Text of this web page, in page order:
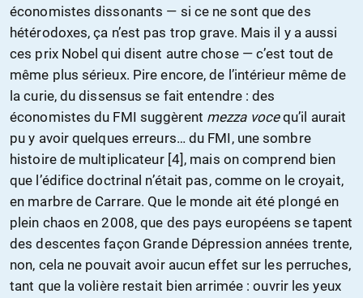
économistes dissonants — si ce ne sont que des
hétérodoxes, ça n’est pas trop grave. Mais il y a aussi
ces prix Nobel qui disent autre chose — c’est tout de
même plus sérieux. Pire encore, de l’intérieur même de
la curie, du dissensus se fait entendre : des
économistes du FMI suggèrent mezza vocequ’il aurait
pu y avoir quelques erreurs… du FMI, une sombre
histoire de multiplicateur [4], mais on comprend bien
que l’édifice doctrinal n’était pas, comme on le croyait,
en marbre de Carrare. Que le monde ait été plongé en
plein chaos en 2008, que des pays européens se tapent
des descentes façon Grande Dépression années trente,
non, cela ne pouvait avoir aucun effet sur les perruches,
tant que la volière restait bien arrimée : ouvrir les yeux